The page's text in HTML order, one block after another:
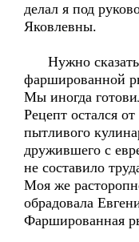
делал я под
Яковлевны.
Нужно сказать,
фаршированной
Мы иногда
Рецепт остался
пытливого
дружившего с
не составило
Моя же
обрадовала
Фаршированная